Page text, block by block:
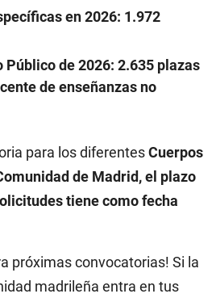
en 2026: 1.972
Público de 2026: 2.635 plazas
de enseñanzas no
para los diferentesCuerpos
de Madrid, el plazo
tiene como fecha
próximas convocatorias! Si la
madrileña entra en tus